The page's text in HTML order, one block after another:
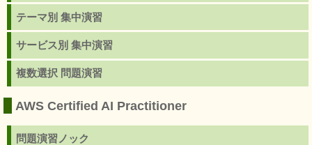
テーマ別 集中演習
サービス別 集中演習
複数選択 問題演習
AWS Certified AI Practitioner
問題演習ノック